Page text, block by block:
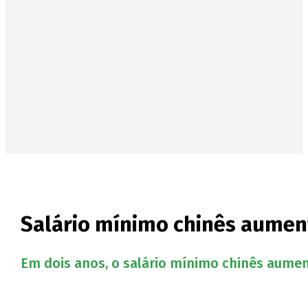
Salário mínimo chinês
Em dois anos, o salário mínimo chinês